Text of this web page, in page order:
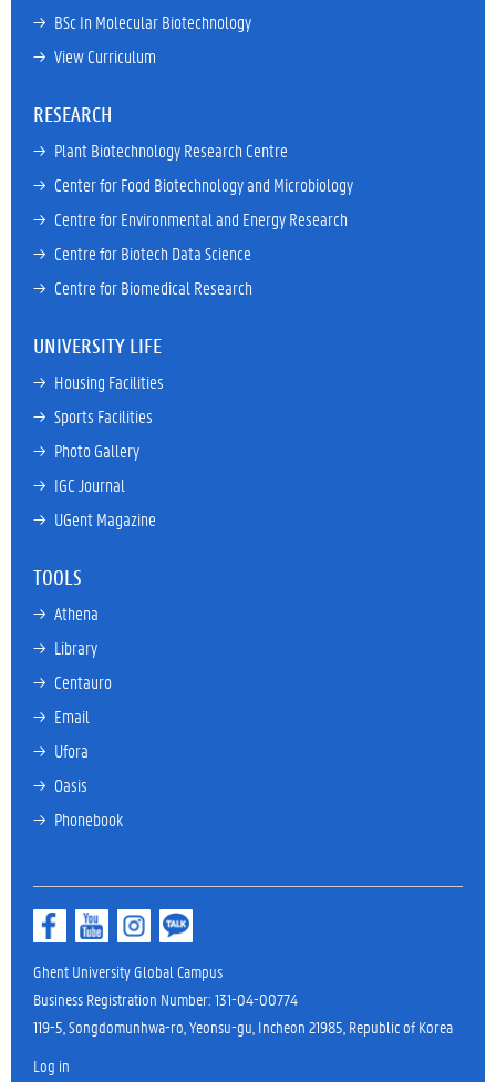
→ BSc In Molecular Biotechnology
→ View Curriculum
RESEARCH
→ Plant Biotechnology Research Centre
→ Center for Food Biotechnology and Microbiology
→ Centre for Environmental and Energy Research
→ Centre for Biotech Data Science
→ Centre for Biomedical Research
UNIVERSITY LIFE
→ Housing Facilities
→ Sports Facilities
→ Photo Gallery
→ IGC Journal
→ UGent Magazine
TOOLS
→ Athena
→ Library
→ Centauro
→ Email
→ Ufora
→ Oasis
→ Phonebook
Ghent University Global Campus
Business Registration Number: 131-04-00774
119-5, Songdomunhwa-ro, Yeonsu-gu, Incheon 21985, Republic of Korea
Log in